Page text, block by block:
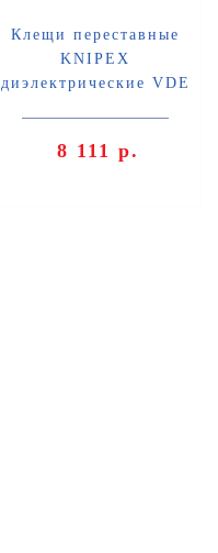
Клещи переставные
KNIPEX
диэлектрические VDE
8 111 р.